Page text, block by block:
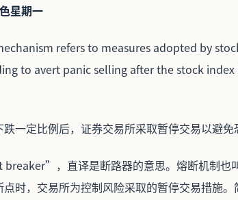
星期一
refers to measures adopted by
to avert panic selling after the stock index
跌一定比例后，证券交易所采取暂停交易以避免
，直译是断路器的意思。熔断机制也
时，交易所为控制风险采取的暂停交易措施